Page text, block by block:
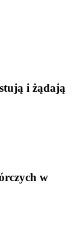
i żądają
w